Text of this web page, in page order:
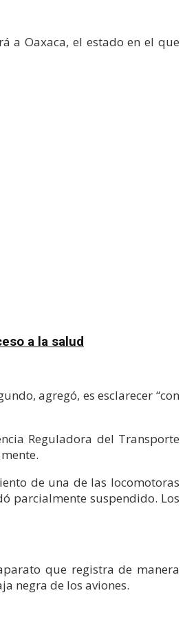
a Oaxaca, el estado en el que
a la salud
agregó, es esclarecer “con
Reguladora del Transporte
de una de las locomotoras
parcialmente suspendido. Los
que registra de manera
negra de los aviones.